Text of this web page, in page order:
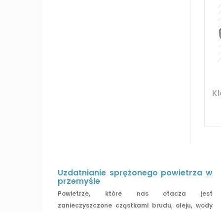
Uzdatnianie sprężonego powietrza w
przemyśle
Powietrze, które nas otacza jest
zanieczyszczone cząstkami brudu, oleju, wody